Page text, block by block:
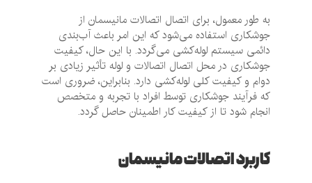
به طور معمول، برای اتصال اتصالات مانیسمان از
جوشکاری استفاده می‌شود که این امر باعث آب‌بندی
دائمی سیستم لوله‌کشی می‌گردد. با این حال، کیفیت
جوشکاری در محل اتصال اتصالات و لوله تأثیر زیادی بر
دوام و کیفیت کلی لوله‌کشی دارد. بنابراین، ضروری است
که فرآیند جوشکاری توسط افراد با تجربه و متخصص
انجام شود تا از کیفیت کار اطمینان حاصل گردد.
کاربرد اتصالات مانیسمان